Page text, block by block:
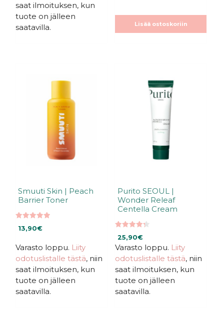
saat ilmoituksen, kun
tuote on jälleen
saatavilla.
Lisää ostoskoriin
Smuuti Skin | Peach
Barrier Toner
5:stä
13,90€
Varasto loppu. Liity
odotuslistalle tästä, niin
saat ilmoituksen, kun
tuote on jälleen
saatavilla.
Purito SEOUL |
Wonder Releaf
Centella Cream
5:stä
25,90€
Varasto loppu. Liity
odotuslistalle tästä, niin
saat ilmoituksen, kun
tuote on jälleen
saatavilla.